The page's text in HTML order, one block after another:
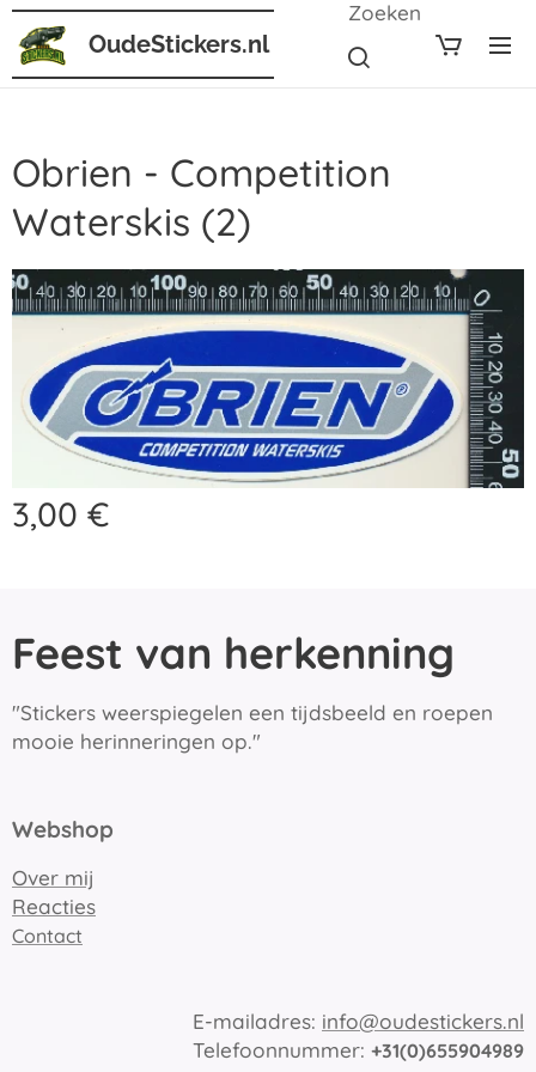
OudeStickers.nl
Zoeken
Obrien - Competition
Waterskis (2)
3,00 €
Feest van herkenning
"Stickers weerspiegelen een tijdsbeeld en roepen
mooie herinneringen op."
Webshop
Over mij
Reacties
Contact
E-mailadres: info@oudestickers.nl
Telefoonnummer: +31(0)655904989